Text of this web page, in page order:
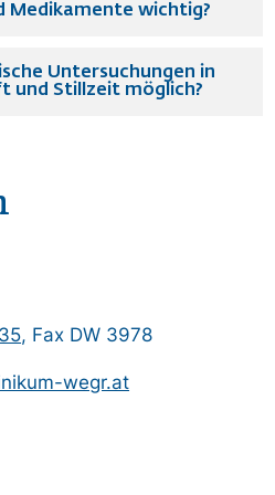
Medikamente wichtig?
Untersuchungen in
und Stillzeit möglich?
, Fax DW 3978
wegr.at